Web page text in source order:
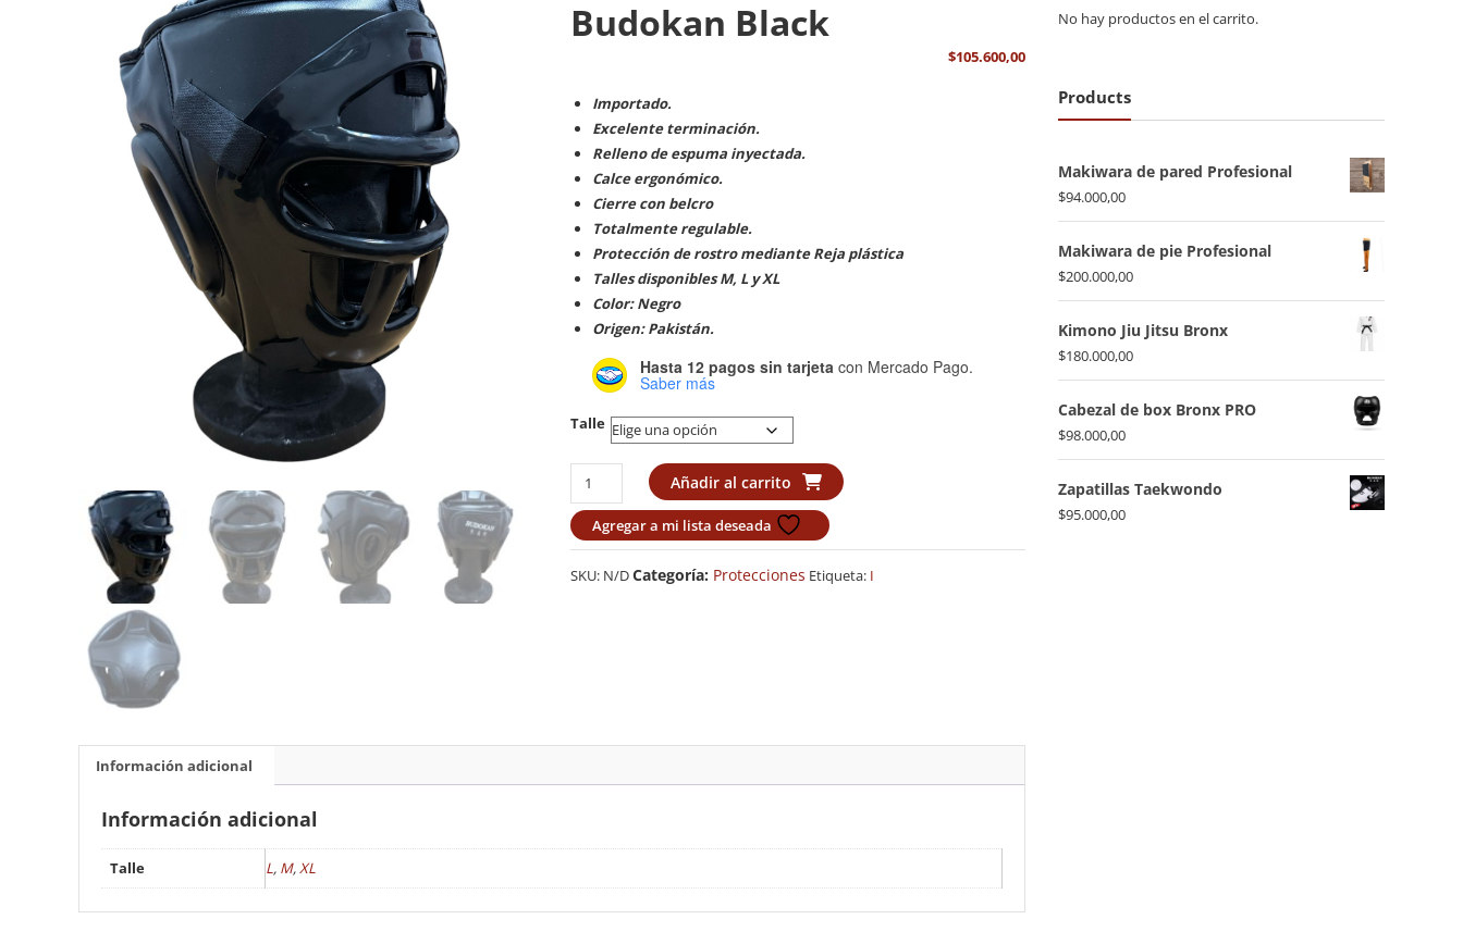
Budokan Black
$105.600,00
Importado.
Excelente terminación.
Relleno de espuma inyectada.
Calce ergonómico.
Cierre con belcro
Totalmente regulable.
Protección de rostro mediante Reja plástica
Talles disponibles M, L y XL
Color: Negro
Origen: Pakistán.
Hasta 12 pagos sin tarjeta con Mercado Pago.
Saber más
Talle
Cabezal
con
Mascara
Budokan
Black
Añadir al carrito
Agregar a mi lista deseada
SKU: N/DCategoría: Protecciones Etiqueta: I
Información adicional
Información adicional
Talle L, M,XL
No hay productos en el carrito.
Products
Makiwara de pared Profesional
$94.000,00
Makiwara de pie Profesional
$200.000,00
Kimono Jiu Jitsu Bronx
$180.000,00
Cabezal de box Bronx PRO
$98.000,00
Zapatillas Taekwondo
$95.000,00